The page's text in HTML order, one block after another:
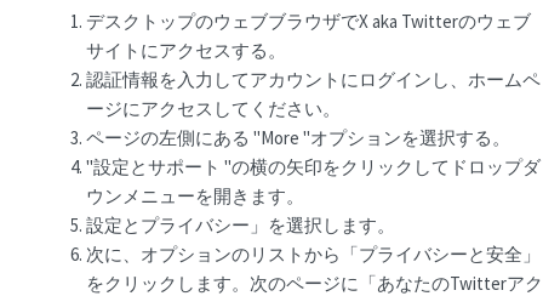
デスクトップのウェブブラウザでX aka Twitterのウェブ
サイトにアクセスする。
認証情報を入力してアカウントにログインし、ホームペ
ージにアクセスしてください。
ページの左側にある "More "オプションを選択する。
"設定とサポート "の横の矢印をクリックしてドロップダ
ウンメニューを開きます。
設定とプライバシー」を選択します。
次に、オプションのリストから「プライバシーと安全」
をクリックします。次のページに「あなたのTwitterアク